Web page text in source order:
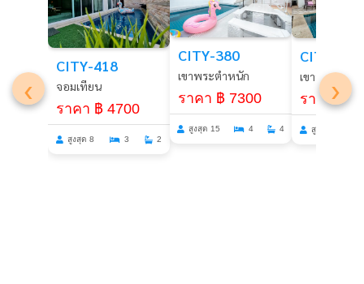
‹ ›
CITY-418
จอมเทียน
ราคา ฿ 4700
สูงสุด 8 3 2
CITY-380
เขาพระตำหนัก
ราคา ฿ 7300
สูงสุด 15 4 4
CITY-285
เขาพระตำห
ราคา ฿
สูงสุด 8